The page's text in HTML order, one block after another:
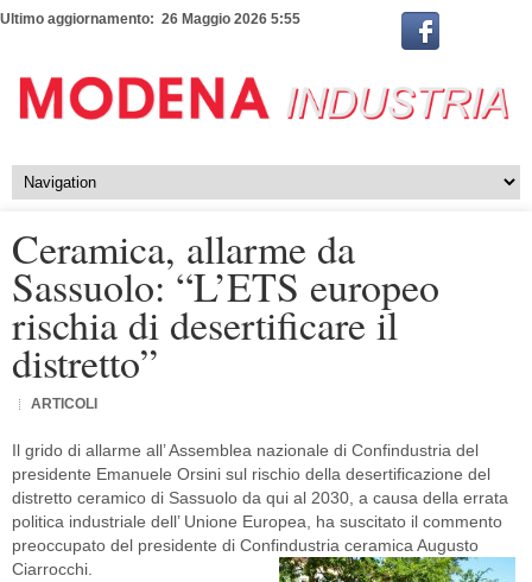
Ultimo aggiornamento: 26 Maggio 2026 5:55
Ceramica, allarme da
Sassuolo: “L’ETS europeo
rischia di desertificare il
distretto”
ARTICOLI
Il grido di allarme all’ Assemblea nazionale di Confindustria del
presidente Emanuele Orsini sul rischio della desertificazione del
distretto ceramico di Sassuolo da qui al 2030, a causa della errata
politica industriale dell’ Unione Europea, ha suscitato il commento
preoccupato del presidente di Confindustria ceramica Augusto
Ciarrocchi.